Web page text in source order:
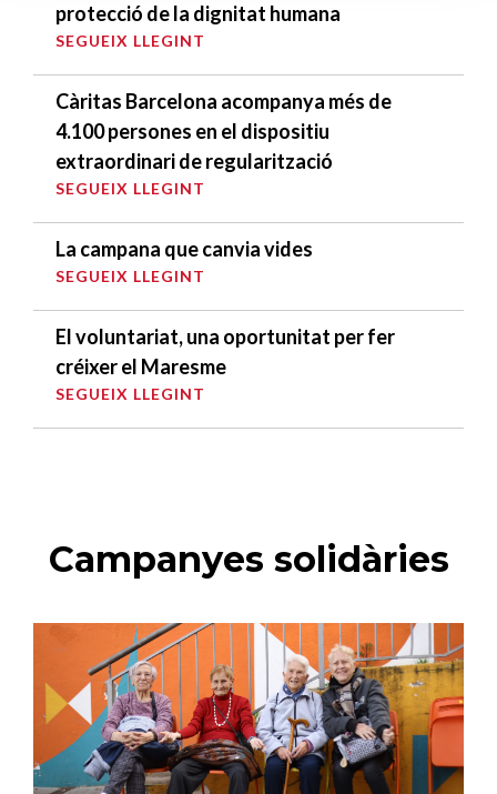
protecció de la dignitat humana
SEGUEIX LLEGINT
Càritas Barcelona acompanya més de
4.100 persones en el dispositiu
extraordinari de regularització
SEGUEIX LLEGINT
La campana que canvia vides
SEGUEIX LLEGINT
El voluntariat, una oportunitat per fer
créixer el Maresme
SEGUEIX LLEGINT
Campanyes solidàries